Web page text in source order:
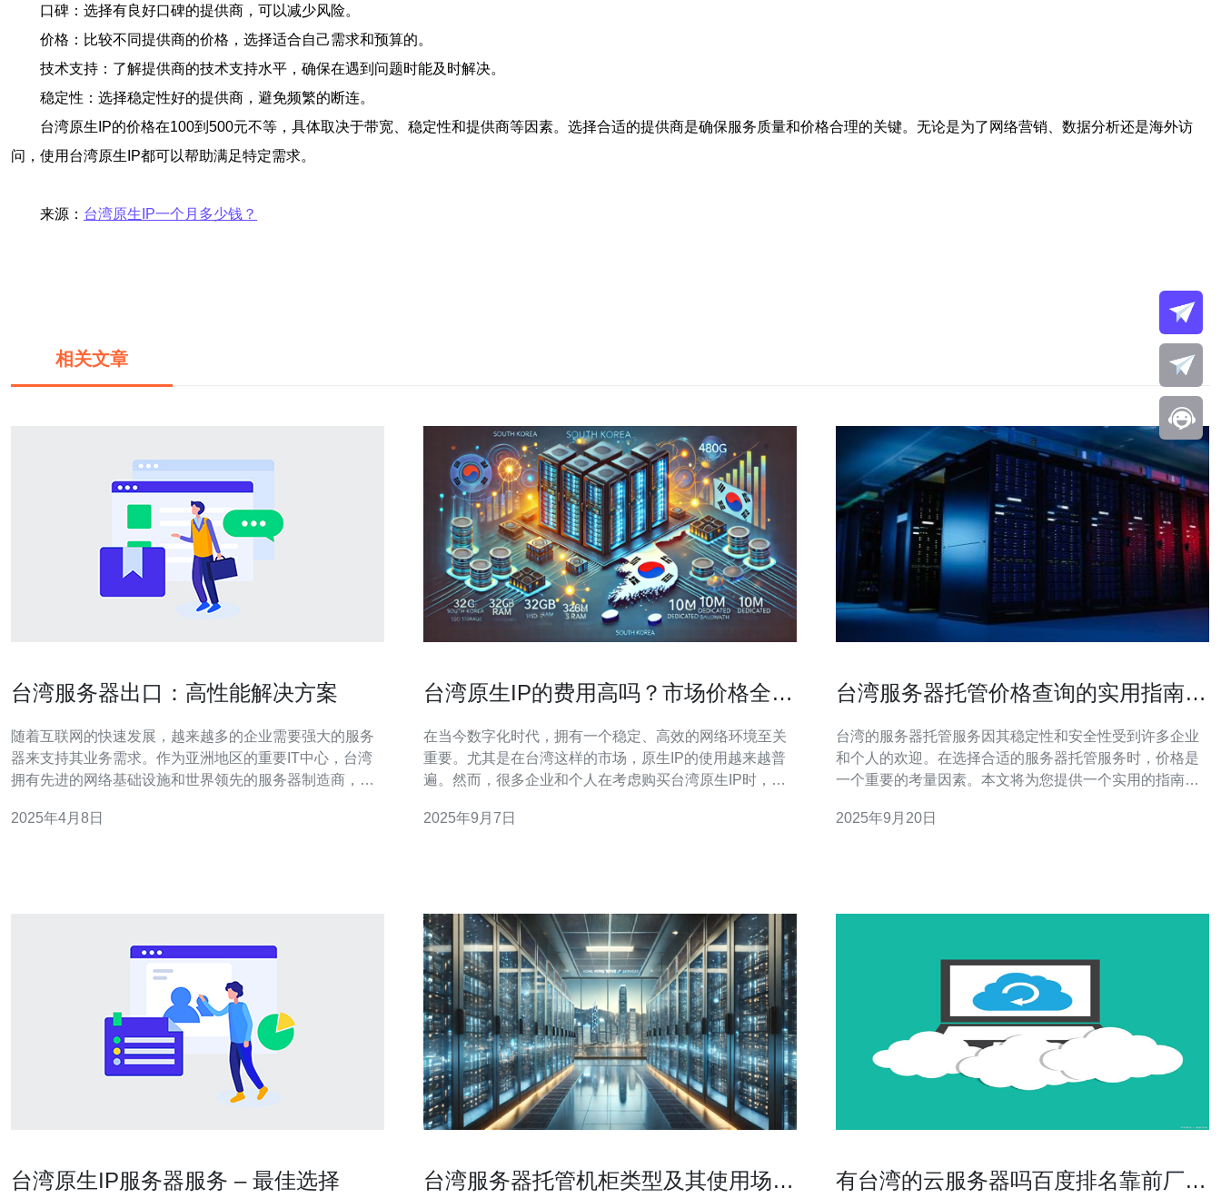
口碑：选择有良好口碑的提供商，可以减少风险。
价格：比较不同提供商的价格，选择适合自己需求和预算的。
技术支持：了解提供商的技术支持水平，确保在遇到问题时能及时解决。
稳定性：选择稳定性好的提供商，避免频繁的断连。
台湾原生IP的价格在100到500元不等，具体取决于带宽、稳定性和提供商等因素。选择合适的提供商是确保服务质量和价格合理的关键。无论是为了网络营销、数据分析还是海外访
问，使用台湾原生IP都可以帮助满足特定需求。
来源： 台湾原生IP一个月多少钱？
相关文章
台湾服务器出口：高性能解决方案
随着互联网的快速发展，越来越多的企业需要强大的服务
器来支持其业务需求。作为亚洲地区的重要IT中心，台湾
拥有先进的网络基础设施和世界领先的服务器制造商，因
口的高性能解决方案。 台湾作为亚洲地区的重要IT中心，
2025年4月8日
台湾原生IP的费用高吗？市场价格全面
在当今数字化时代，拥有一个稳定、高效的网络环境至关
重要。尤其是在台湾这样的市场，原生IP的使用越来越普
遍。然而，很多企业和个人在考虑购买台湾原生IP时，常
下来，我们将对市场价格进行全面分析。 首先，了解台湾
2025年9月7日
台湾服务器托管价格查询的实用指南与
台湾的服务器托管服务因其稳定性和安全性受到许多企业
和个人的欢迎。在选择合适的服务器托管服务时，价格是
一个重要的考量因素。本文将为您提供一个实用的指南，
询服务器托管价格之前，首先要明确自己的需求。以下是
2025年9月20日
台湾原生IP服务器服务 – 最佳选择
台湾服务器托管机柜类型及其使用场景
有台湾的云服务器吗百度排名靠前厂商